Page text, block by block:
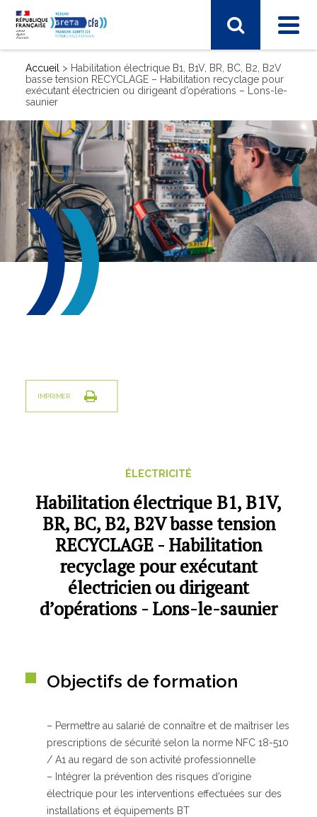
SECTEUR D'ACTIVITÉ
Industrie, matières premières
Santé, social, sécurité
Sciences humaines, langues, pédagogie, information
communication
Sport, hôtellerie, restauration, tourisme
Vie et gestion des organisations
Transport – Logistique
Arts, spectacle, industries créatives
BTP - bâtiment travaux publics
Commerce, marketing, finance
GRETA
GRETA-CFA de Besançon
PROCHAINES FORMATIONS
Pré-inscription aux formations en Franche-Comté
Plateforme entreprise – Recrutement
Qui sommes-nous ?
GRETA-CFA du Haut-Doubs
GRETA-CFA Jura
Accueil > Habilitation électrique B1, B1V, BR, BC, B2, B2V
basse tension RECYCLAGE – Habilitation recyclage pour
exécutant électricien ou dirigeant d’opérations – Lons-le-
saunier
IMPRIMER
ÉLECTRICITÉ
Habilitation électrique B1, B1V,
BR, BC, B2, B2V basse tension
RECYCLAGE - Habilitation
recyclage pour exécutant
électricien ou dirigeant
d’opérations - Lons-le-saunier
Objectifs de formation
– Permettre au salarié de connaître et de maîtriser les
prescriptions de sécurité selon la norme NFC 18-510
/ A1 au regard de son activité professionnelle
– Intégrer la prévention des risques d’origine
électrique pour les interventions effectuées sur des
installations et équipements BT